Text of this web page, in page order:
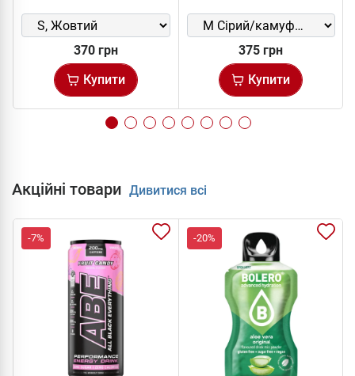
370 грн
Купити
375 грн
Купити
Акційні товари Дивитися всі
-7% -20%